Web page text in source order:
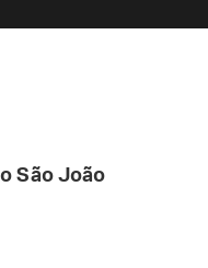
São João